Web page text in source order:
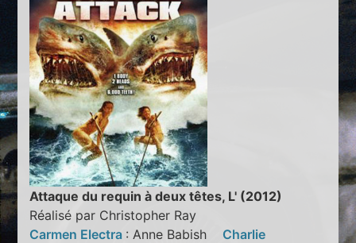
Attaque du requin à deux têtes, L' (2012)
Réalisé par Christopher Ray
Carmen Electra : Anne Babish Charlie